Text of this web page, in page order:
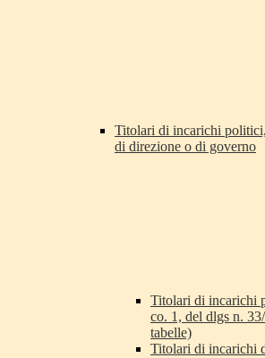
Titolari di incarichi
di direzione o di governo
Titolari di incarichi
co. 1, del dlgs n.
tabelle)
Titolari di incarichi